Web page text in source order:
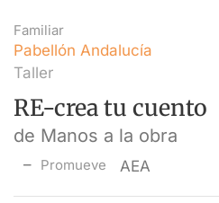
Familiar
Pabellón Andalucía
Taller
RE-crea tu cuento
de Manos a la obra
Promueve AEA